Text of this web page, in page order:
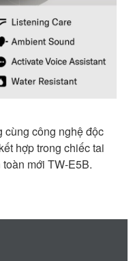
cùng công nghệ độc
hợp trong chiếc tai
mới TW-E5B.